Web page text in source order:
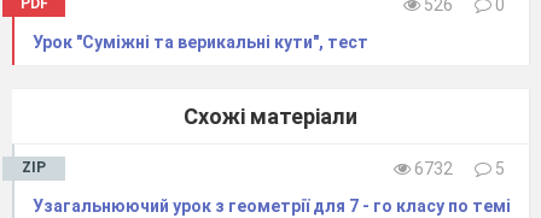
PDF 526
0
Урок "Суміжні та верикальні кути", тест
Схожі матеріали
ZIP 6732
5
Узагальнюючий урок з геометрії для 7 - го класу по темі